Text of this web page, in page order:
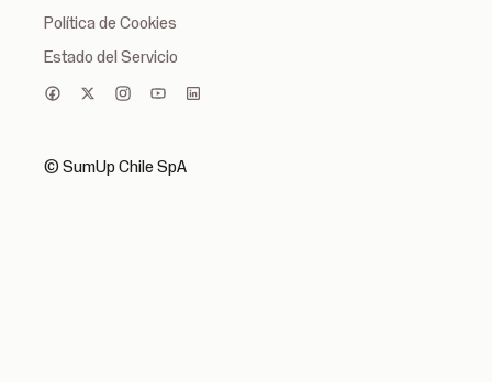
Política de Cookies
Estado del Servicio
© SumUp Chile SpA